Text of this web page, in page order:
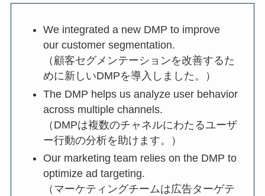
We integrated a new DMP to improve
our customer segmentation.
（顧客セグメンテーションを改善するた
めに新しいDMPを導入しました。）
The DMP helps us analyze user behavior
across multiple channels.
（DMPは複数のチャネルにわたるユーザ
ー行動の分析を助けます。）
Our marketing team relies on the DMP to
optimize ad targeting.
（マーケティングチームは広告ターゲテ